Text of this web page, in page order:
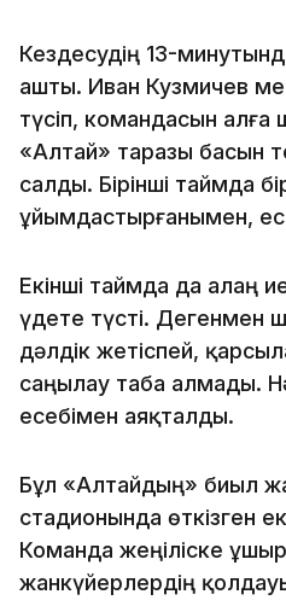
Кездесудің 13-
ашты. Иван Кузмичев
түсіп, командасын алға
«Алтай» таразы басын
салды. Бірінші таймда
ұйымдастырғанымен,
Екінші таймда да алаң
үдете түсті. Дегенмен
дәлдік жетіспей,
саңылау таба алмады.
есебімен аяқталды.
Бұл «Алтайдың» биыл
стадионында өткізген
Команда жеңіліске
жанкүйерлердің